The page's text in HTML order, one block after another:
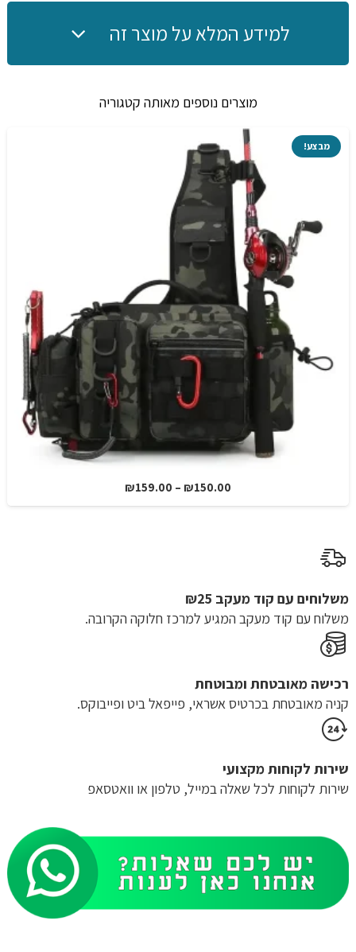
פונקציונלי
למידע המלא על מוצר זה
מוצרים נוספים מאותה קטגוריה
מבצע!
₪150.00
–
₪159.00
מחירים:
משלוחים עם קוד מעקב ₪25
משלוח​ עם קוד מעקב המגיע למרכז חלוקה הקרובה.
רכישה​ ​מאובטחת ומבוטחת
קניה מאובטחת בכרטיס אשראי, פייפאל ביט ופייבוקס.
שירות לקוחות מקצועי
שירות לקוחות לכל שאלה במייל, טלפון או וואטסאפ